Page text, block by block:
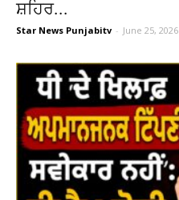
ਸ਼ਹਿਰ...
Star News Punjabitv - June 25, 2026